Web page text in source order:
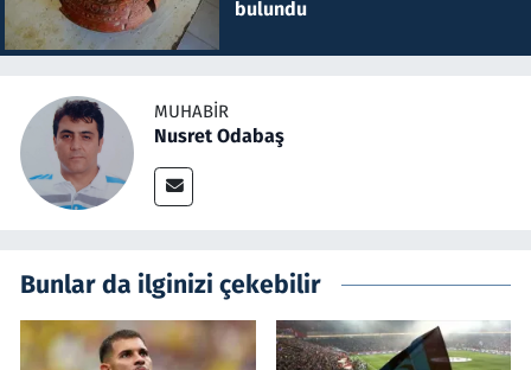
bulundu
MUHABIR
Nusret Odabaş
Bunlar da ilginizi çekebilir